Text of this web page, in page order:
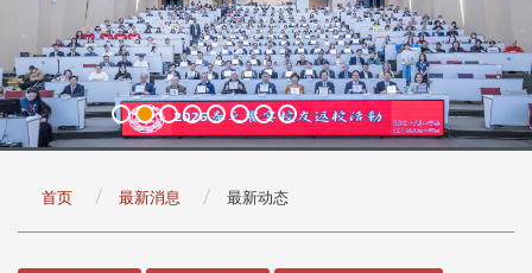
首页 最新消息 最新动态